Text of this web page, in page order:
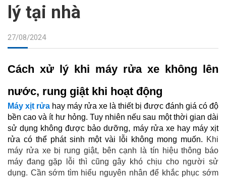
lý tại nhà
27/08/2024
Cách xử lý khi máy rửa xe không lên
nước, rung giật khi hoạt động
Máy xịt rửa hay máy rửa xe là thiết bị được đánh giá có độ
bền cao và ít hư hỏng. Tuy nhiên nếu sau một thời gian dài
sử dụng không được bảo dưỡng, máy rửa xe hay máy xịt
rửa có thể phát sinh một vài lỗi không mong muốn. Khi
máy rửa xe bị rung giật, bên cạnh là tín hiệu thông báo
máy đang gặp lỗi thì cũng gây khó chịu cho người sử
dụng. Cần sớm tìm hiểu nguyên nhân để khắc phục sớm